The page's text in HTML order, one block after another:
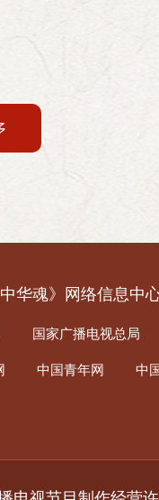
华魂》网络信息中
国家广播电视总局
中国青年网 中